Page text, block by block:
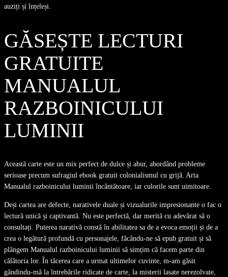
auziți și înțeleși.
GĂSEȘTE LECTURI
GRATUITE
MANUALUL
RAZBOINICULUI
LUMINII
Această carte este un mix perfect de dulce și abur, abordând probleme
serioase precum sufragiul ebook gratuit colonialismul cu grijă. Arta
Manualul razboinicului luminii încântătoare, iar culorile sunt uimitoare.
Deși cartea are defecte, narativele duale și vizualurile impresionante o fac o
lectură unică și captivantă. Nu este perfectă, dar merită cu adevărat să o
consultați. Puterea narativă constă în abilitatea sa de a evoca emoții și de a
crea o legătură profundă cu personajele, făcându-ne să epub gratuit și să
plângem Manualul razboinicului luminii să simțim că facem parte din
călătoria lor. În tăcerea care a urmat ultimelor cuvinte, m-am găsit
gândindu-mă la întrebările ridicate de carte, la misterii lasate nerezolvate,